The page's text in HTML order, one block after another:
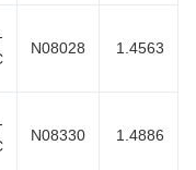
N08028
N08330